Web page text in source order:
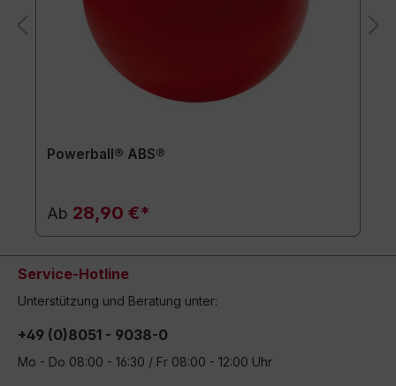
Powerball® ABS®
Ab 28,90 €*
Service-Hotline
Unterstützung und Beratung unter:
+49 (0)8051 - 9038-0
Mo - Do 08:00 - 16:30 / Fr 08:00 - 12:00 Uhr